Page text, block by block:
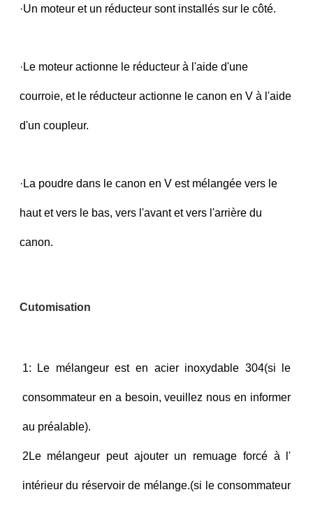
·Un moteur et un réducteur sont installés sur le côté.
·Le moteur actionne le réducteur à l'aide d'une
courroie, et le réducteur actionne le canon en V à l'aide
d'un coupleur.
·La poudre dans le canon en V est mélangée vers le
haut et vers le bas, vers l'avant et vers l'arrière du
canon.
Cutomisation
1: Le mélangeur est en acier inoxydable 304(si le
consommateur en a besoin, veuillez nous en informer
au préalable).
2Le mélangeur peut ajouter un remuage forcé à l'
intérieur du réservoir de mélange.(si le consommateur